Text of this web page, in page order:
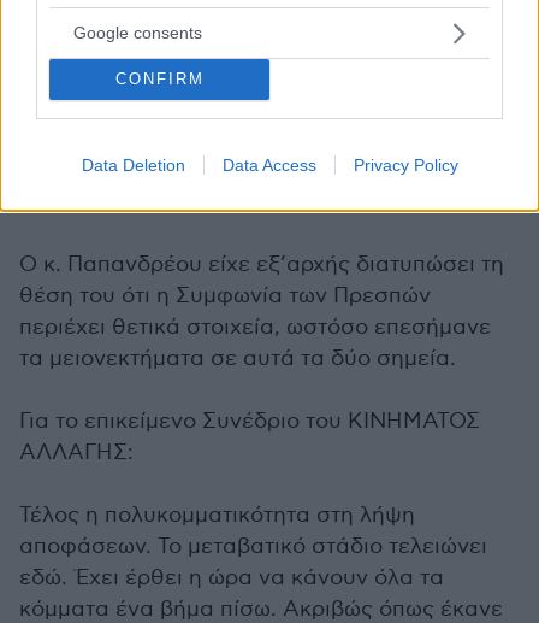
Google consents
CONFIRM
Data Deletion Data Access Privacy Policy
Αυτό που θέλω να επισημάνω είναι ότι πάντα οι
Σκοπιανοί διεκδικούσαν την εθνικότητα και τη
γλώσσα. Και αν τόσο ο κ. Σημίτης όσο και ο κ.
Παπανδρέου, που ασχολήθηκαν με το ζήτημα,
«επιλυθεί» το ζήτημα πολύ νωρίτερα. Δεν το
Ο κ. Παπανδρέου είχε εξ’αρχής διατυπώσει τη
θέση του ότι η Συμφωνία των Πρεσπών
περιέχει θετικά στοιχεία, ωστόσο επεσήμανε
τα μειονεκτήματα σε αυτά τα δύο σημεία.
Για το επικείμενο Συνέδριο του ΚΙΝΗΜΑΤΟΣ
ΑΛΛΑΓΗΣ:
Τέλος η πολυκομματικότητα στη λήψη
αποφάσεων. Το μεταβατικό στάδιο τελειώνει
εδώ. Έχει έρθει η ώρα να κάνουν όλα τα
κόμματα ένα βήμα πίσω. Ακριβώς όπως έκανε